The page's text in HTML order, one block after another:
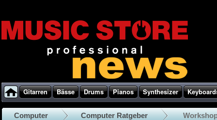
Gitarren Bässe Drums Pianos Synthesizer
Computer Computer Ratgeber